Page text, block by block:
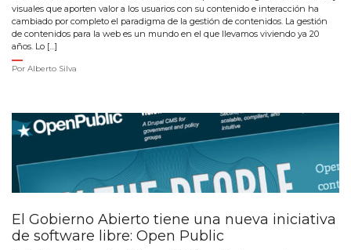
visuales que aporten valor a los usuarios con su contenido e interacción ha
cambiado por completo el paradigma de la gestión de contenidos. La gestión
de contenidos para la web es un mundo en el que llevamos viviendo ya 20
años. Lo […]
Por Alberto Silva
El Gobierno Abierto tiene una nueva iniciativa
de software libre: Open Public